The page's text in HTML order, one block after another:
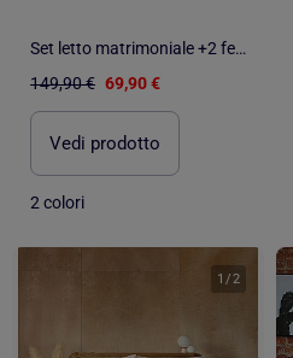
Set letto matrimoniale +2 federe 65x65 cm flanella di cotone
149,90 € 69,90 €
Vedi prodotto
2 colori
1 /2